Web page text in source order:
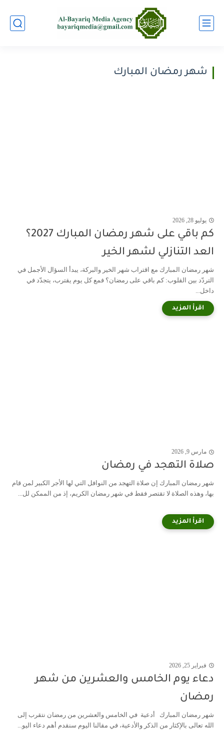
شهر رمضان المبارك
يوليو 28, 2026
كم باقي على شهر رمضان المبارك 2027؟
العد التنازلي لشهر الخير
شهر رمضان المبارك مع اقتراب شهر الخير والبركة، يبدأ السؤال الأجمل في
التردّد بين القلوب: كم باقي على رمضان؟ فمع كل يوم يقترب، يتجدّد في
داخل...
مارس 9, 2026
صلاة التهجد في رمضان
شهر رمضان المبارك إن صلاة التهجد من النوافل التي لها الأجر الكبير لمن قام
بها، وهذه الصلاة لا تقتصر فقط في شهر رمضان الكريم، إذ من الممكن لل...
فبراير 25, 2026
دعاء يوم الخامس والعشرين من شهر
رمضان
شهر رمضان المبارك أدعية في الخامس والعشرين من رمضان نتقرب إلى
الله تعالى بالإكثار من الذكر والأدعية، في مقالنا اليوم سنقدم أهم دعاء اليو...